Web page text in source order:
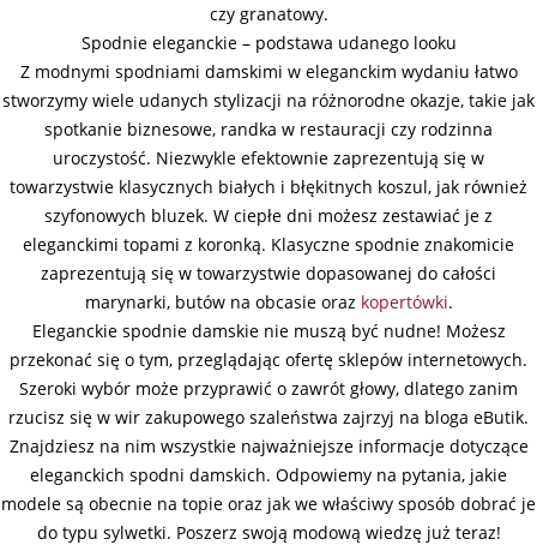
czy granatowy.
Spodnie eleganckie – podstawa udanego looku
Z modnymi spodniami damskimi w eleganckim wydaniu łatwo
stworzymy wiele udanych stylizacji na różnorodne okazje, takie jak
spotkanie biznesowe, randka w restauracji czy rodzinna
uroczystość. Niezwykle efektownie zaprezentują się w
towarzystwie klasycznych białych i błękitnych koszul, jak również
szyfonowych bluzek. W ciepłe dni możesz zestawiać je z
eleganckimi topami z koronką. Klasyczne spodnie znakomicie
zaprezentują się w towarzystwie dopasowanej do całości
marynarki, butów na obcasie oraz kopertówki.
Eleganckie spodnie damskie nie muszą być nudne! Możesz
przekonać się o tym, przeglądając ofertę sklepów internetowych.
Szeroki wybór może przyprawić o zawrót głowy, dlatego zanim
rzucisz się w wir zakupowego szaleństwa zajrzyj na bloga eButik.
Znajdziesz na nim wszystkie najważniejsze informacje dotyczące
eleganckich spodni damskich. Odpowiemy na pytania, jakie
modele są obecnie na topie oraz jak we właściwy sposób dobrać je
do typu sylwetki. Poszerz swoją modową wiedzę już teraz!